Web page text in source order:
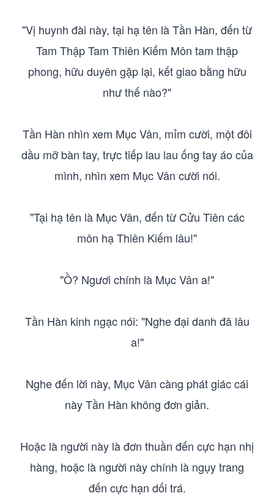
"Vị huynh đài này, tại hạ tên là Tần Hàn, đến từ
Tam Thập Tam Thiên Kiếm Môn tam thập
phong, hữu duyên gặp lại, kết giao bằng hữu
như thế nào?"
Tần Hàn nhìn xem Mục Vân, mỉm cười, một đôi
dầu mỡ bàn tay, trực tiếp lau lau ống tay áo của
mình, nhìn xem Mục Vân cười nói.
"Tại hạ tên là Mục Vân, đến từ Cửu Tiên các
môn hạ Thiên Kiếm lâu!"
"Ồ? Ngươi chính là Mục Vân a!"
Tần Hàn kinh ngạc nói: "Nghe đại danh đã lâu
a!"
Nghe đến lời này, Mục Vân càng phát giác cái
này Tần Hàn không đơn giản.
Hoặc là người này là đơn thuần đến cực hạn nhị
hàng, hoặc là người này chính là ngụy trang
đến cực hạn dối trá.